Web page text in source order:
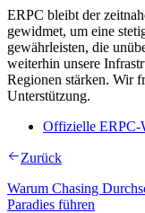
ERPC bleibt der
gewidmet, um eine
gewährleisten, die
weiterhin unsere
Regionen stärken. Wir
Unterstützung.
Offizielle ERPC-
Zurück
Warum Chasing
Paradies führen